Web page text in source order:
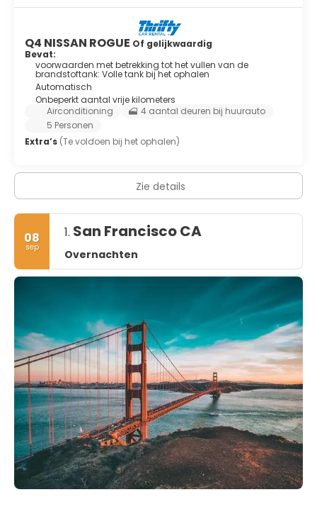
Q4 NISSAN ROGUE Of gelijkwaardig
Bevat:
voorwaarden met betrekking tot het vullen van de
brandstoftank: Volle tank bij het ophalen
Automatisch
Onbeperkt aantal vrije kilometers
Airconditioning
4 aantal deuren bij huurauto
5 Personen
Extra’s (Te voldoen bij het ophalen)
Zie details
08
sep
1. San Francisco CA
Overnachten